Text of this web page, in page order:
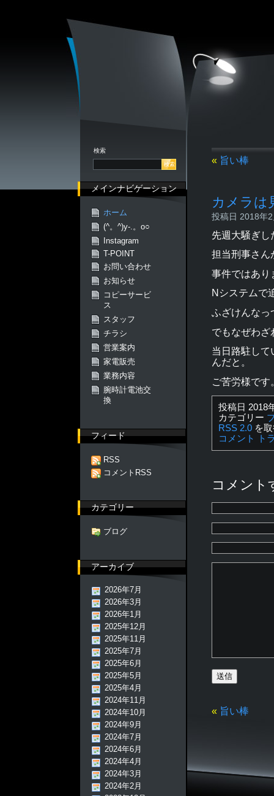
« 旨い棒
カメラは
投稿日 2018年
先週大騒ぎし
担当刑事さん
事件ではあり
Nシステムで
ふざけんなっ
でもなぜわざ
当日路駐して
んだと。
ご苦労様です
投稿日 2018
カテゴリー
RSS 2.0 を
コメント
ト
コメント
« 旨い棒
検索
メインナビゲーション
ホーム
(^。^)y-.。o○
Instagram
T-POINT
お問い合わせ
お知らせ
コピーサービ
ス
スタッフ
チラシ
営業案内
家電販売
業務内容
腕時計電池交
換
フィード
RSS
コメントRSS
カテゴリー
ブログ
アーカイブ
2026年7月
2026年3月
2026年1月
2025年12月
2025年11月
2025年7月
2025年6月
2025年5月
2025年4月
2024年11月
2024年10月
2024年9月
2024年7月
2024年6月
2024年4月
2024年3月
2024年2月